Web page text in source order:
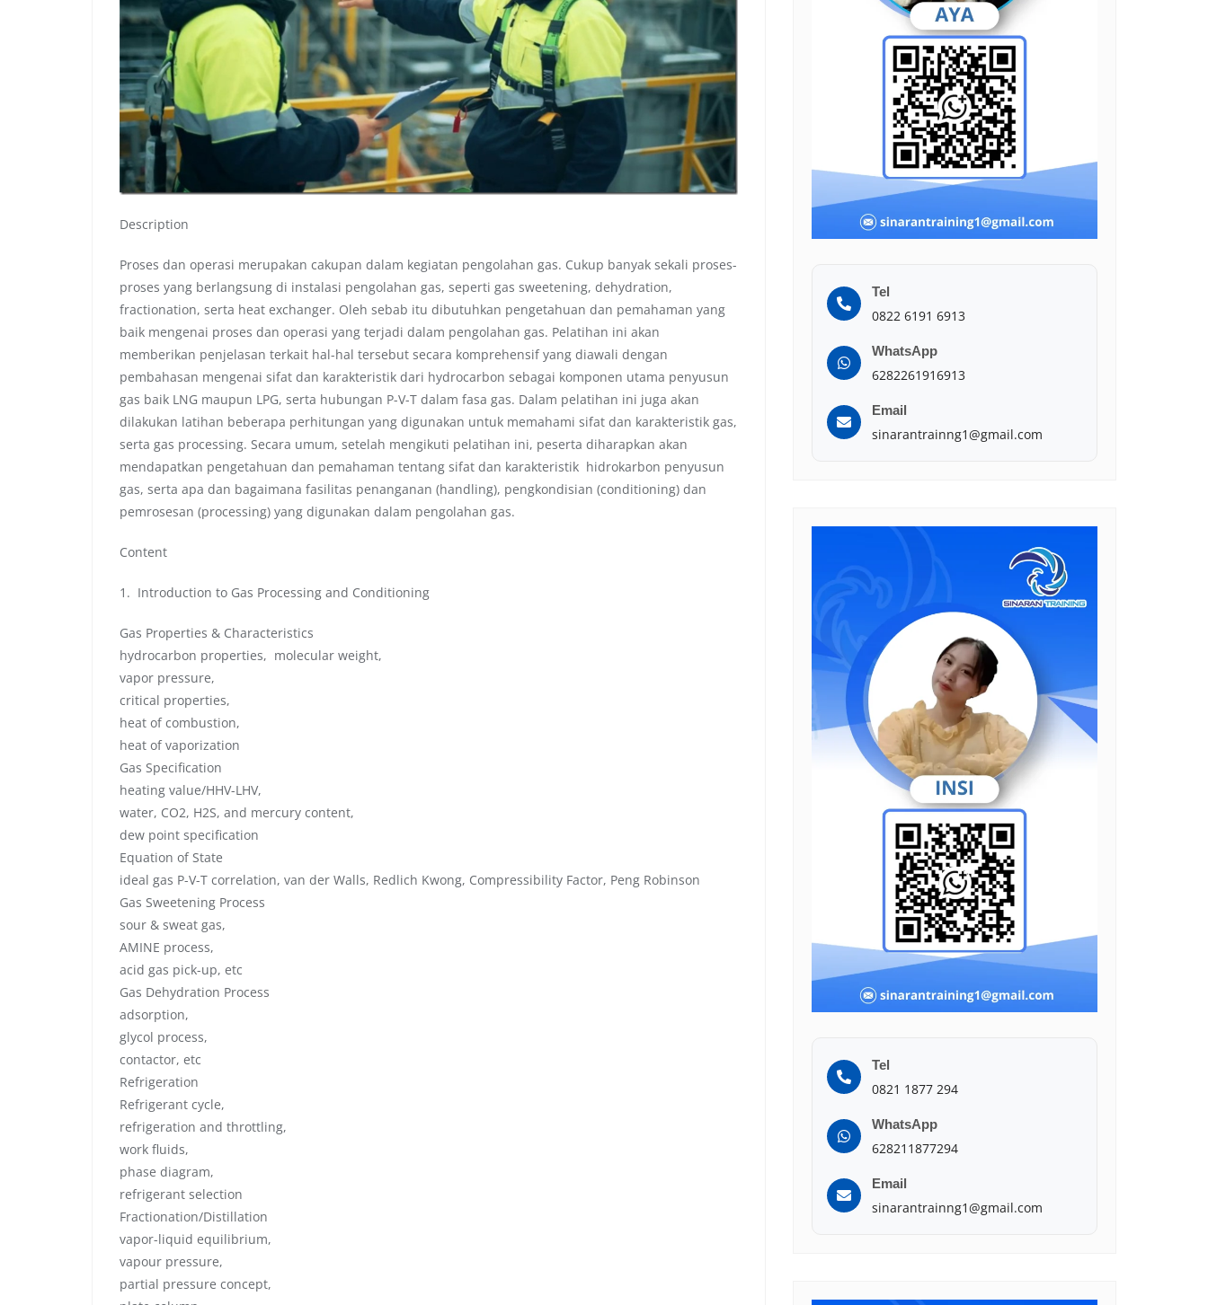
Description
Proses dan operasi merupakan cakupan dalam kegiatan pengolahan gas. Cukup banyak sekali proses-
proses yang berlangsung di instalasi pengolahan gas, seperti gas sweetening, dehydration,
fractionation, serta heat exchanger. Oleh sebab itu dibutuhkan pengetahuan dan pemahaman yang
baik mengenai proses dan operasi yang terjadi dalam pengolahan gas. Pelatihan ini akan
memberikan penjelasan terkait hal-hal tersebut secara komprehensif yang diawali dengan
pembahasan mengenai sifat dan karakteristik dari hydrocarbon sebagai komponen utama penyusun
gas baik LNG maupun LPG, serta hubungan P-V-T dalam fasa gas. Dalam pelatihan ini juga akan
dilakukan latihan beberapa perhitungan yang digunakan untuk memahami sifat dan karakteristik gas,
serta gas processing. Secara umum, setelah mengikuti pelatihan ini, peserta diharapkan akan
mendapatkan pengetahuan dan pemahaman tentang sifat dan karakteristik hidrokarbon penyusun
gas, serta apa dan bagaimana fasilitas penanganan (handling), pengkondisian (conditioning) dan
pemrosesan (processing) yang digunakan dalam pengolahan gas.
Content
1. Introduction to Gas Processing and Conditioning
Gas Properties & Characteristics
hydrocarbon properties, molecular weight,
vapor pressure,
critical properties,
heat of combustion,
heat of vaporization
Gas Specification
heating value/HHV-LHV,
water, CO2, H2S, and mercury content,
dew point specification
Equation of State
ideal gas P-V-T correlation, van der Walls, Redlich Kwong, Compressibility Factor, Peng Robinson
Gas Sweetening Process
sour & sweat gas,
AMINE process,
acid gas pick-up, etc
Gas Dehydration Process
adsorption,
glycol process,
contactor, etc
Refrigeration
Refrigerant cycle,
refrigeration and throttling,
work fluids,
phase diagram,
refrigerant selection
Fractionation/Distillation
vapor-liquid equilibrium,
vapour pressure,
partial pressure concept,
Tel
0822 6191 6913
WhatsApp
6282261916913
Email
sinarantrainng1@gmail.com
Tel
0821 1877 294
WhatsApp
628211877294
Email
sinarantrainng1@gmail.com